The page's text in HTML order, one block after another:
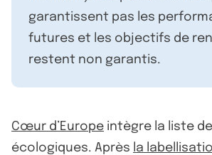
garantissent pas les
futures et les objectifs de
restent non garantis.
Cœur d’Europe intègre la liste
écologiques. Après la